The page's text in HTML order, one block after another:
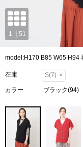
model:H170 B85 W65 H94
在庫 S(7) ×
カラー ブラック(94)